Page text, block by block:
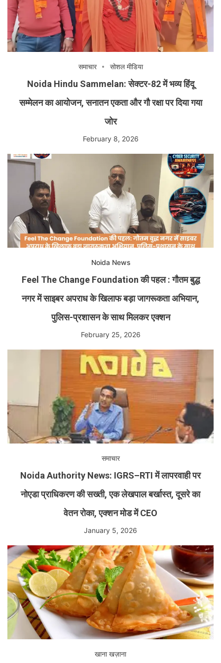
समाचार सोशल मीडिया
Noida Hindu Sammelan: सेक्टर-82 में भव्य हिंदू
सम्मेलन का आयोजन, सनातन एकता और गौ रक्षा पर दिया गया
जोर
February 8, 2026
Noida News
Feel The Change Foundation की पहल : गौतम बुद्ध
नगर में साइबर अपराध के खिलाफ बड़ा जागरूकता अभियान,
पुलिस-प्रशासन के साथ मिलकर एक्शन
February 25, 2026
समाचार
Noida Authority News: IGRS–RTI में लापरवाही पर
नोएडा प्राधिकरण की सख्ती, एक लेखपाल बर्खास्त, दूसरे का
वेतन रोका, एक्शन मोड में CEO
January 5, 2026
खाना खज़ाना